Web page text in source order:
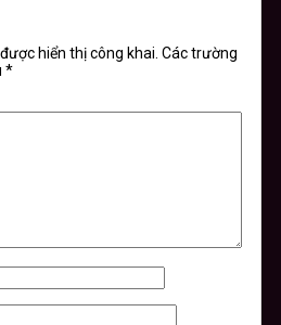
hiển thị công khai. Các trường
*